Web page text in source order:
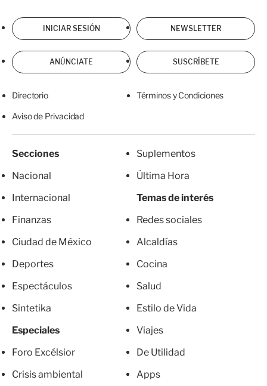
INICIAR SESIÓN NEWSLETTER
ANÚNCIATE SUSCRÍBETE
Directorio Términos y Condiciones
Aviso de Privacidad
Secciones
Nacional
Internacional
Finanzas
Ciudad de México
Deportes
Espectáculos
Sintetika
Especiales
Foro Excélsior
Crisis ambiental
Suplementos
Última Hora
Temas de interés
Redes sociales
Alcaldías
Cocina
Salud
Estilo de Vida
Viajes
De Utilidad
Apps